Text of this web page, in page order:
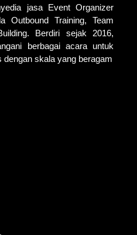
jasa Event Organizer
Outbound Training, Team
Berdiri sejak 2016,
berbagai acara untuk
dengan skala yang beragam